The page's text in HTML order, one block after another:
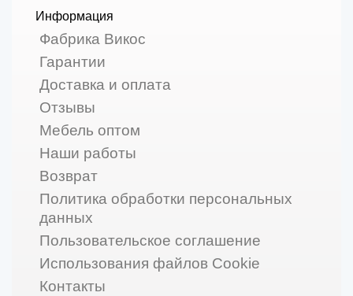
Информация
Фабрика Викос
Гарантии
Доставка и оплата
Отзывы
Мебель оптом
Наши работы
Возврат
Политика обработки персональных
данных
Пользовательское соглашение
Использования файлов Cookie
Контакты